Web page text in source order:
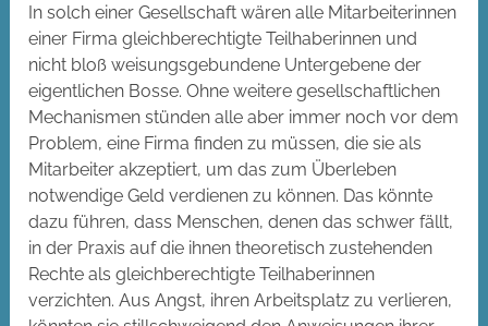
In solch einer Gesellschaft wären alle Mitarbeiterinnen
einer Firma gleichberechtigte Teilhaberinnen und
nicht bloß weisungsgebundene Untergebene der
eigentlichen Bosse. Ohne weitere gesellschaftlichen
Mechanismen stünden alle aber immer noch vor dem
Problem, eine Firma finden zu müssen, die sie als
Mitarbeiter akzeptiert, um das zum Überleben
notwendige Geld verdienen zu können. Das könnte
dazu führen, dass Menschen, denen das schwer fällt,
in der Praxis auf die ihnen theoretisch zustehenden
Rechte als gleichberechtigte Teilhaberinnen
verzichten. Aus Angst, ihren Arbeitsplatz zu verlieren,